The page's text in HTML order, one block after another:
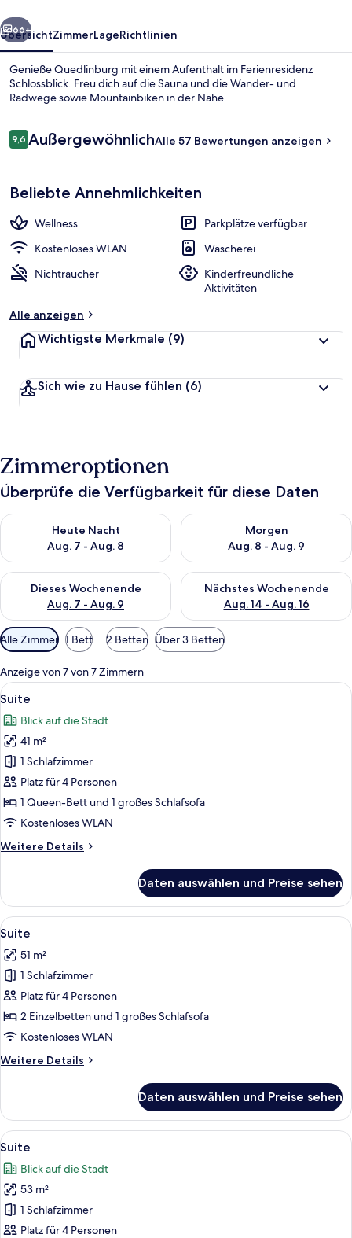
Außenbereich
Weiter
66+
ÜbersichtZimmerLageRichtlinien
Genieße Quedlinburg mit einem Aufenthalt im Ferienresidenz
Schlossblick. Freu dich auf die Sauna und die Wander- und
Radwege sowie Mountainbiken in der Nähe.
Bewertungen
9,69,6 von 10.
AußergewöhnlichAlle 57 Bewertungen anzeigen
Beliebte Annehmlichkeiten
Wellness
Parkplätze verfügbar
Kostenloses WLAN
Wäscherei
Nichtraucher
Kinderfreundliche
Aktivitäten
Alle anzeigen
Wichtigste Merkmale (9)
Sich wie zu Hause fühlen (6)
Zimmeroptionen
Überprüfe die Verfügbarkeit für diese Daten
Heute Nacht
Aug. 7 - Aug. 8
Überprüfe die Verfügbarkeit für heute Nacht, Aug. 7 - Aug. 8.
Morgen
Aug. 8 - Aug. 9
Überprüfe die Verfügbarkeit
Dieses Wochenende
Aug. 7 - Aug. 9
Überprüfe die Verfügbarkeit für dieses Wochenende, Aug. 7
Nächstes Wochenende
Aug. 14 - Aug. 16
Überprüfe die Verfügbarkeit
Verfügbare
Filter
für
Zimmer
Alle Zimmer 1 Bett 2 Betten Über 3 Betten
Anzeige von 7 von 7 Zimmern
Alle
Fotos
für
Suite
anzeigen
Ein Essbereich mit Korbstühlen,
12
Suite
Blick auf die Stadt
41 m²
1 Schlafzimmer
Platz für 4 Personen
1 Queen-Bett und 1 großes Schlafsofa
Kostenloses WLAN
Weitere Details
Weitere
Daten auswählen und Preise sehen
Alle
Fotos
für
Suite
anzeigen
Eine moderne Küche mit hellen
7
Suite
51 m²
1 Schlafzimmer
Platz für 4 Personen
2 Einzelbetten und 1 großes Schlafsofa
Kostenloses WLAN
Weitere Details
Weitere
Daten auswählen und Preise sehen
Alle
Fotos
für
Suite
anzeigen
Ein Wohnzimmer mit Sofa, Sesseln,
8
Suite
Blick auf die Stadt
53 m²
1 Schlafzimmer
Platz für 4 Personen